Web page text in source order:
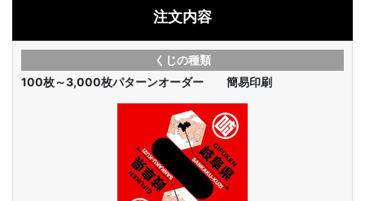
注文内容
くじの種類
100枚～3,000枚パターンオーダー 簡易印刷